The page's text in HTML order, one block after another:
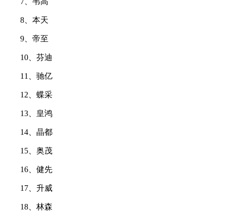
8、本天
9、帝至
10、芬迪
11、驰亿
12、蝶采
13、皇鸿
14、晶都
15、奥茂
16、健先
17、升威
18、林森